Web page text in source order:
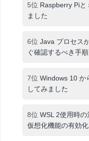
5位 Raspberry Piと
ました
6位 Java プロセス
ぐ確認するべき手
7位 Windows 10 か
してみました
8位 WSL 2使用時
仮想化機能の有効化